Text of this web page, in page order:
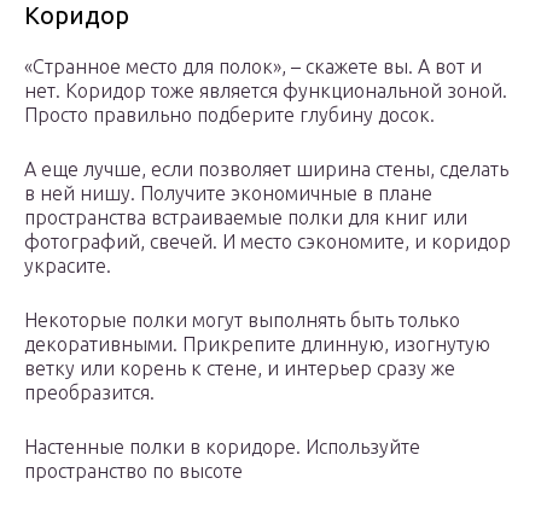
Коридор
«Странное место для полок», – скажете вы. А вот и
нет. Коридор тоже является функциональной зоной.
Просто правильно подберите глубину досок.
А еще лучше, если позволяет ширина стены, сделать
в ней нишу. Получите экономичные в плане
пространства встраиваемые полки для книг или
фотографий, свечей. И место сэкономите, и коридор
украсите.
Некоторые полки могут выполнять быть только
декоративными. Прикрепите длинную, изогнутую
ветку или корень к стене, и интерьер сразу же
преобразится.
Настенные полки в коридоре. Используйте
пространство по высоте